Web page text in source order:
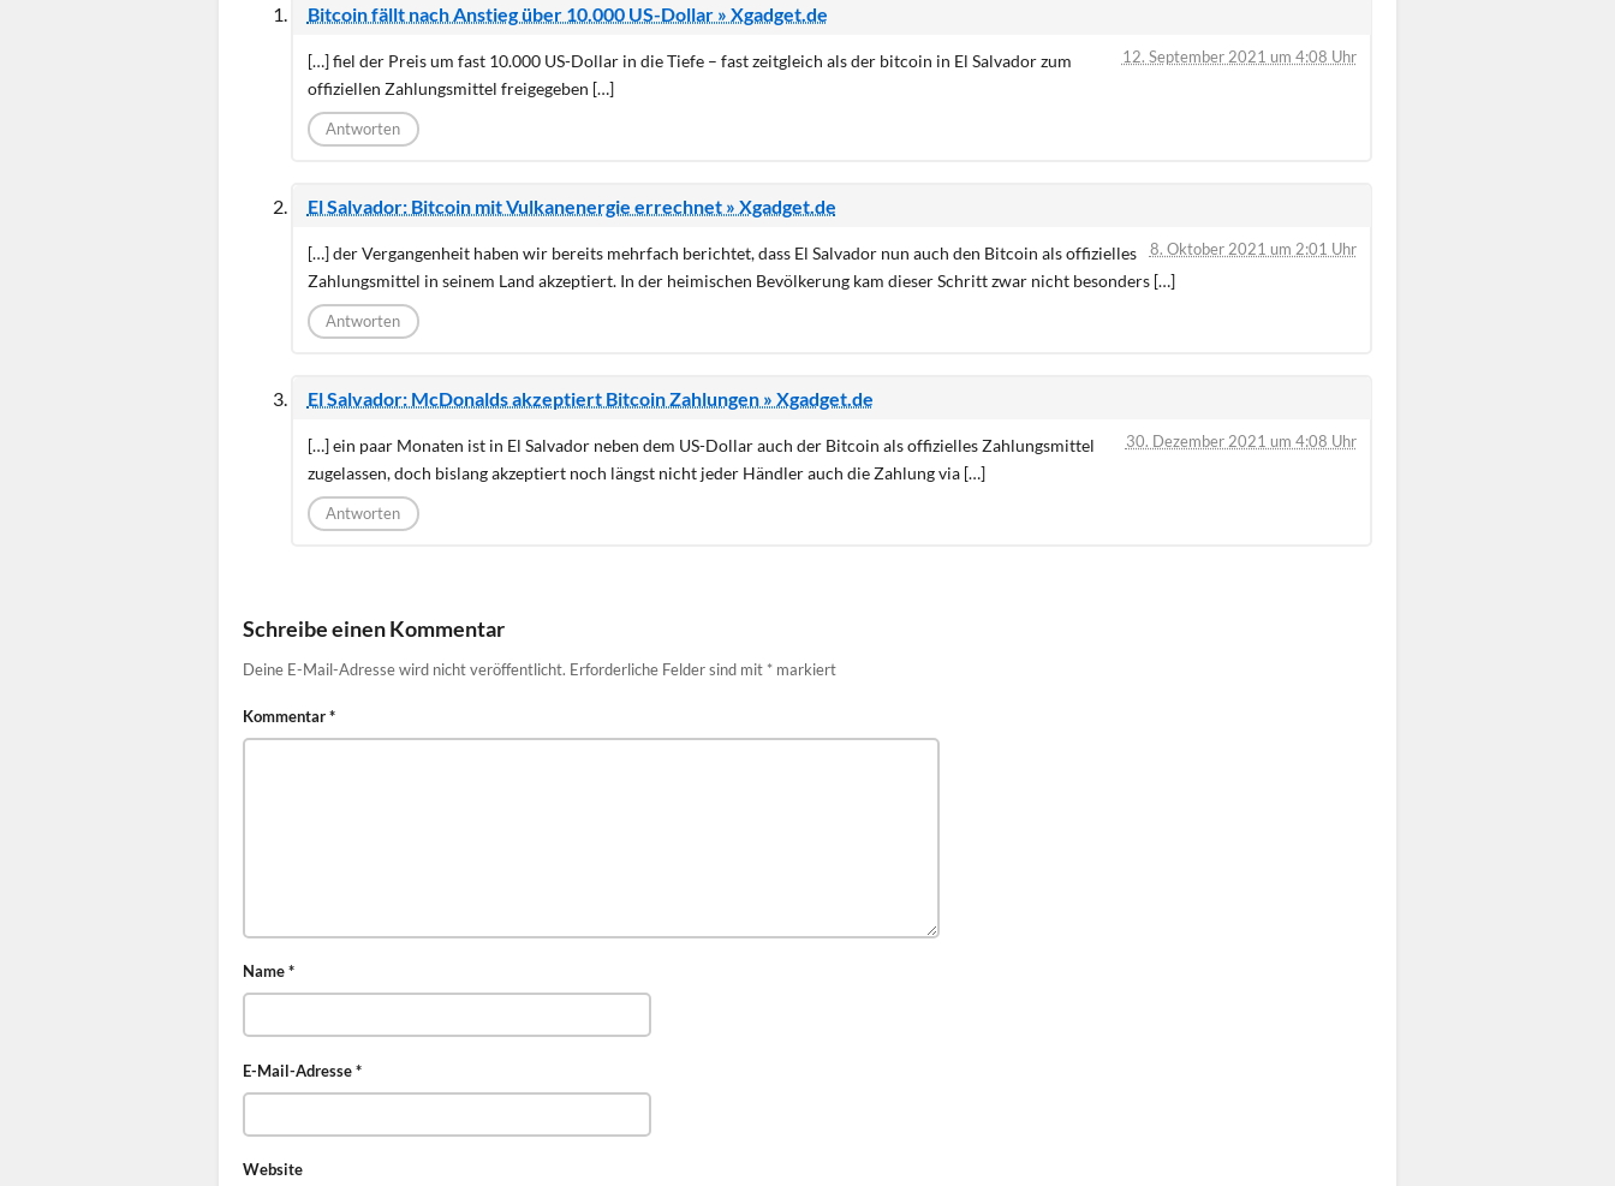
Bitcoin fällt nach Anstieg über 10.000 US-Dollar » Xgadget.de
12. September 2021 um 4:08 Uhr
[…] fiel der Preis um fast 10.000 US-Dollar in die Tiefe – fast zeitgleich als der bitcoin in El Salvador zum
offiziellen Zahlungsmittel freigegeben […]
Antworten
El Salvador: Bitcoin mit Vulkanenergie errechnet » Xgadget.de
8. Oktober 2021 um 2:01 Uhr
[…] der Vergangenheit haben wir bereits mehrfach berichtet, dass El Salvador nun auch den Bitcoin als offizielles
Zahlungsmittel in seinem Land akzeptiert. In der heimischen Bevölkerung kam dieser Schritt zwar nicht besonders […]
Antworten
El Salvador: McDonalds akzeptiert Bitcoin Zahlungen » Xgadget.de
30. Dezember 2021 um 4:08 Uhr
[…] ein paar Monaten ist in El Salvador neben dem US-Dollar auch der Bitcoin als offizielles Zahlungsmittel
zugelassen, doch bislang akzeptiert noch längst nicht jeder Händler auch die Zahlung via […]
Antworten
Schreibe einen Kommentar
Deine E-Mail-Adresse wird nicht veröffentlicht. Erforderliche Felder sind mit * markiert
Kommentar*
Name*
E-Mail-Adresse*
Website